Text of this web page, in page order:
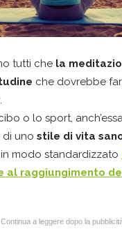
tutti che la
che dovrebbe
o lo sport,
di uno stile di vita
modo standardizzato
al raggiungimento
Continua a leggere dopo la